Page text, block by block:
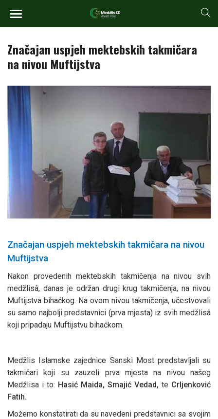
Značajan uspjeh mektebskih takmičara
na nivou Muftijstva
Značajan uspjeh mektebskih takmičara na nivou
Muftijstva
Nakon provedenih mektebskih takmičenja na nivou svih
medžlisâ, danas je održan drugi krug takmičenja, na nivou
Muftijstva bihaćkog. Na ovom nivou takmičenja, učestvovali
su samo najbolji predstavnici (prva mjesta) iz svih medžlisâ
koji pripadaju Muftijstvu bihaćkom.
Medžlis Islamske zajednice Sanski Most predstavljali su
takmičari koji su zauzeli prva mjesta na nivou našeg
Medžlisa i to: Hasić Maida, Smajić Vedad, te Crljenković
Fatih.
Možemo konstatirati da su navedeni predstavnici sa svojim